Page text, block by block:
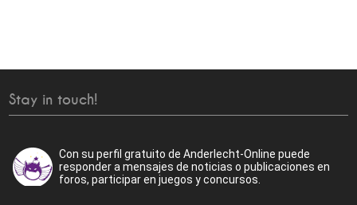
Stay in touch!
Con su perfil gratuito de Anderlecht-Online puede
responder a mensajes de noticias o publicaciones en
foros, participar en juegos y concursos.